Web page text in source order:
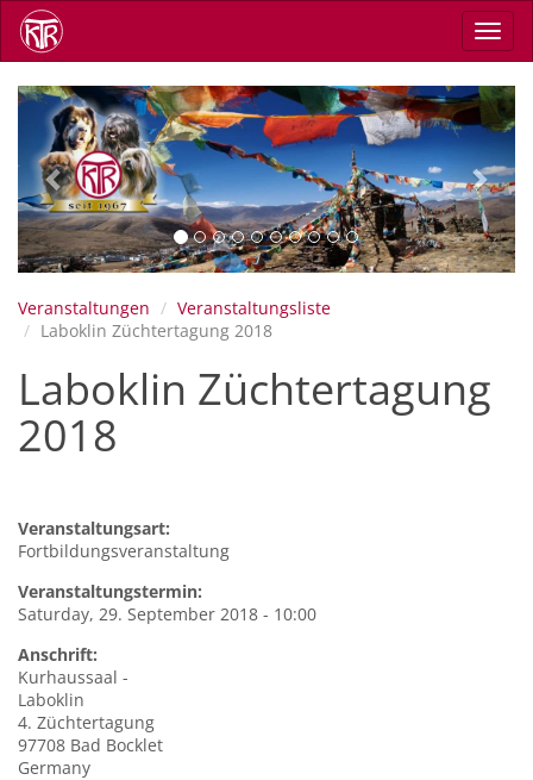
Skip
main
Previous Next
Veranstaltungen
Veranstaltungsliste
Laboklin Züchtertagung 2018
Laboklin Züchtertagung
2018
Veranstaltungsart:
Fortbildungsveranstaltung
Veranstaltungstermin:
Saturday, 29. September 2018 - 10:00
Anschrift:
Kurhaussaal -
Laboklin
4. Züchtertagung
97708 Bad Bocklet
Germany